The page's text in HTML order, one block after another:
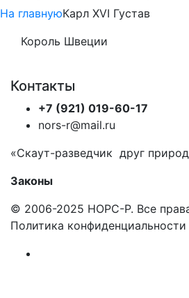
На главнуюКарл XVI Густав
Король Швеции
Контакты
+7 (921) 019-60-17
nors-r@mail.ru
«Скаут-разведчик друг
Законы
© 2006-2025 НОРС-Р. Все
Политика конфиденциальности